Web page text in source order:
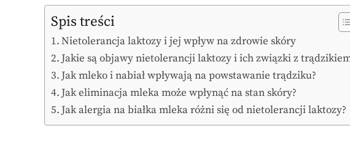
Spis treści
Nietolerancja laktozy i jej wpływ na zdrowie skóry
Jakie są objawy nietolerancji laktozy i ich związki z
Jak mleko i nabiał wpływają na powstawanie trądziku?
Jak eliminacja mleka może wpłynąć na stan skóry?
Jak alergia na białka mleka różni się od nietolerancji laktozy?